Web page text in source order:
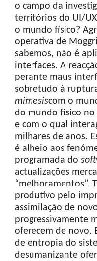
o campo da
territórios do UI/
o mundo físico?
operativa de
sabemos, não é
interfaces. A
perante maus
sobretudo à
mimesiscom o
do mundo físico
e com o qual
milhares de anos.
é alheio aos
programada do
actualizações
“melhoramentos”.
produtivo pelo
assimilação de
progressivamente
oferecem de novo.
de entropia do
desumanizante